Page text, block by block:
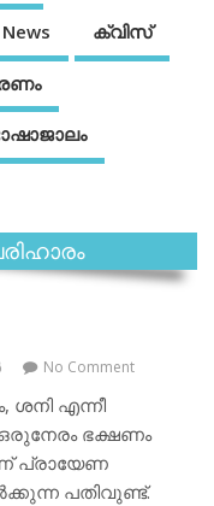
News ക്വിസ്
No Comment
ശനി എന്നീ
ഭക്ഷണം
പ്രായേണ
പതിവുണ്ട്.